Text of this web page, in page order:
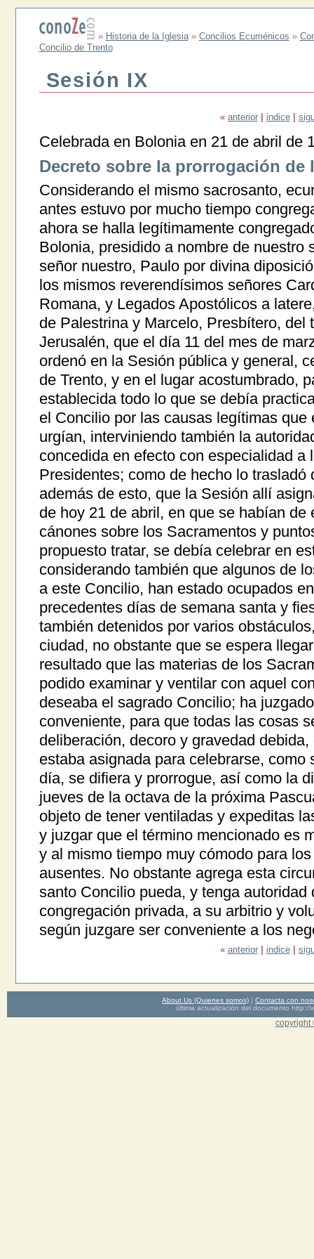
» Historia de la Iglesia» Concilios Ecuménicos »
Concilio de Trento
Sesión IX
« anterior indice
Celebrada en Bolonia en 21 de abril de
Decreto sobre la prorrogación de
Considerando el mismo sacrosanto,
antes estuvo por mucho tiempo
ahora se halla legítimamente
Bolonia, presidido a nombre de nuestro
señor nuestro, Paulo por divina
los mismos reverendísimos señores
Romana, y Legados Apostólicos a
de Palestrina y Marcelo, Presbítero, del
Jerusalén, que el día 11 del mes de
ordenó en la Sesión pública y general,
de Trento, y en el lugar acostumbrado,
establecida todo lo que se debía
el Concilio por las causas legítimas que
urgían, interviniendo también la
concedida en efecto con especialidad a
Presidentes; como de hecho lo
además de esto, que la Sesión allí
de hoy 21 de abril, en que se habían de
cánones sobre los Sacramentos y
propuesto tratar, se debía celebrar en
considerando también que algunos de
a este Concilio, han estado ocupados
precedentes días de semana santa y
también detenidos por varios
ciudad, no obstante que se espera
resultado que las materias de los
podido examinar y ventilar con aquel
deseaba el sagrado Concilio; ha
conveniente, para que todas las cosas
deliberación, decoro y gravedad
estaba asignada para celebrarse, como
día, se difiera y prorrogue, así como la
jueves de la octava de la próxima
objeto de tener ventiladas y expeditas
y juzgar que el término mencionado es
y al mismo tiempo muy cómodo para
ausentes. No obstante agrega esta
santo Concilio pueda, y tenga
congregación privada, a su arbitrio y
según juzgare ser conveniente a los
« anterior | indice |
About Us (Quienes somos) | Contacta con
última actualización del documento http://
copyright